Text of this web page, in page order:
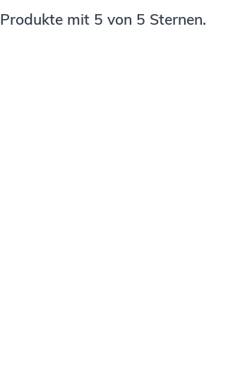
mit 5 von 5 Sternen.